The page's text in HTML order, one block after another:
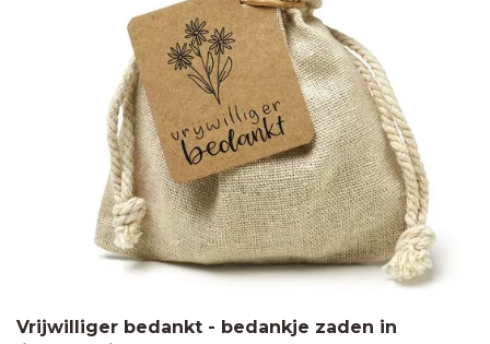
Vrijwilliger bedankt - bedankje zaden in